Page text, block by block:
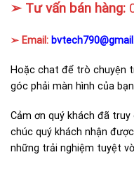
➢ Tư vấn bán hàng:
➢ Email:
Hoặc chat để trò chuyện
góc phải màn hình của bạn
Cảm ơn quý khách đã
chúc quý khách nhận
những trải nghiệm tuyệt